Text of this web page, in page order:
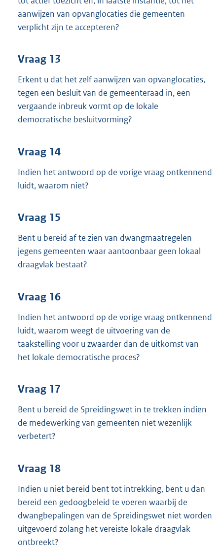
aanwijzen van opvanglocaties die gemeenten
verplicht zijn te accepteren?
Vraag 13
Erkent u dat het zelf aanwijzen van opvanglocaties,
tegen een besluit van de gemeenteraad in, een
vergaande inbreuk vormt op de lokale
democratische besluitvorming?
Vraag 14
Indien het antwoord op de vorige vraag ontkennend
luidt, waarom niet?
Vraag 15
Bent u bereid af te zien van dwangmaatregelen
jegens gemeenten waar aantoonbaar geen lokaal
draagvlak bestaat?
Vraag 16
Indien het antwoord op de vorige vraag ontkennend
luidt, waarom weegt de uitvoering van de
taakstelling voor u zwaarder dan de uitkomst van
het lokale democratische proces?
Vraag 17
Bent u bereid de Spreidingswet in te trekken indien
de medewerking van gemeenten niet wezenlijk
verbetert?
Vraag 18
Indien u niet bereid bent tot intrekking, bent u dan
bereid een gedoogbeleid te voeren waarbij de
dwangbepalingen van de Spreidingswet niet worden
uitgevoerd zolang het vereiste lokale draagvlak
ontbreekt?